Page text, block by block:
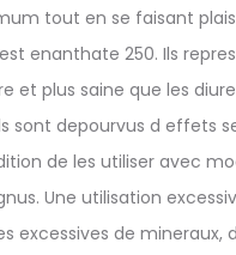
tout en se faisant
enanthate 250. Ils
et plus saine que les
sont depourvus d effets
de les utiliser avec
Une utilisation
excessives de mineraux,